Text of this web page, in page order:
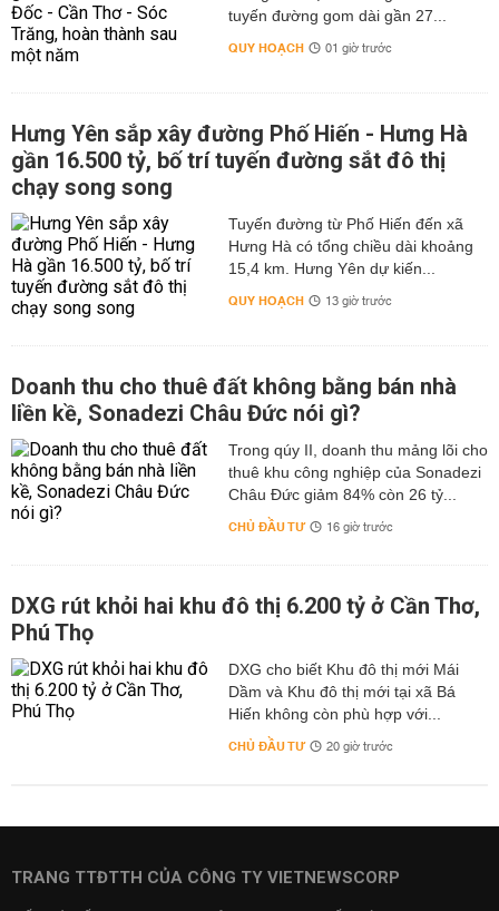
tuyến đường gom dài gần 27...
QUY HOẠCH 01 giờ trước
Hưng Yên sắp xây đường Phố Hiến - Hưng Hà
gần 16.500 tỷ, bố trí tuyến đường sắt đô thị
chạy song song
Tuyến đường từ Phố Hiến đến xã
Hưng Hà có tổng chiều dài khoảng
15,4 km. Hưng Yên dự kiến...
QUY HOẠCH 13 giờ trước
Doanh thu cho thuê đất không bằng bán nhà
liền kề, Sonadezi Châu Đức nói gì?
Trong qúy II, doanh thu mảng lõi cho
thuê khu công nghiệp của Sonadezi
Châu Đức giảm 84% còn 26 tỷ...
CHỦ ĐẦU TƯ 16 giờ trước
DXG rút khỏi hai khu đô thị 6.200 tỷ ở Cần Thơ,
Phú Thọ
DXG cho biết Khu đô thị mới Mái
Dầm và Khu đô thị mới tại xã Bá
Hiến không còn phù hợp với...
CHỦ ĐẦU TƯ 20 giờ trước
TRANG TTĐTTH CỦA CÔNG TY VIETNEWSCORP